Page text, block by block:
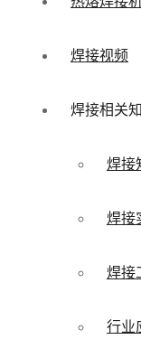
焊接视频
焊接相关
焊接
焊接
焊接
行业